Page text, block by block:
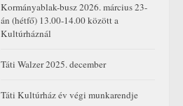
Kormányablak-busz 2026. március 23-
án (hétfő) 13.00-14.00 között a
Kultúrháznál
Táti Walzer 2025. december
Táti Kultúrház év végi munkarendje